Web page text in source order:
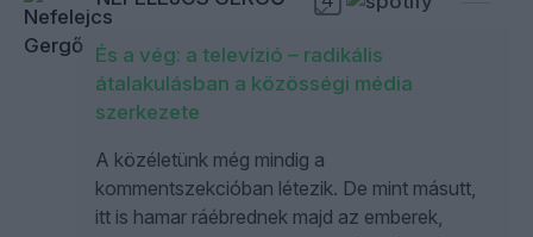
És a vég: a televízió – radikális
átalakulásban a közösségi média
szerkezete
A közéletünk még mindig a
kommentszekcióban létezik. De mint másutt,
itt is hamar ráébrednek majd az emberek,